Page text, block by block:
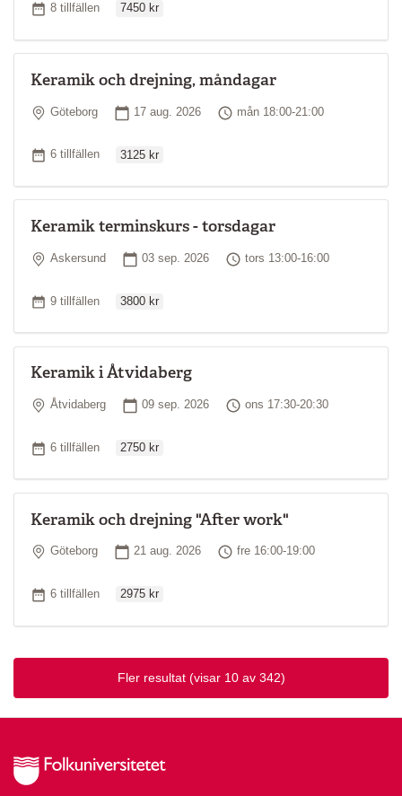
Antal tillfällen
8 tillfällen 7450 kr
Keramik och drejning, måndagar
Plats
Göteborg Startdatum
17 aug. 2026 Tid
mån 18:00-21:00
Antal tillfällen
6 tillfällen 3125 kr
Keramik terminskurs - torsdagar
Plats
Askersund Startdatum
03 sep. 2026 Tid
tors 13:00-16:00
Antal tillfällen
9 tillfällen 3800 kr
Keramik i Åtvidaberg
Plats
Åtvidaberg Startdatum
09 sep. 2026 Tid
ons 17:30-20:30
Antal tillfällen
6 tillfällen 2750 kr
Keramik och drejning "After work"
Plats
Göteborg Startdatum
21 aug. 2026 Tid
fre 16:00-19:00
Antal tillfällen
6 tillfällen 2975 kr
Fler resultat (visar 10 av 342)